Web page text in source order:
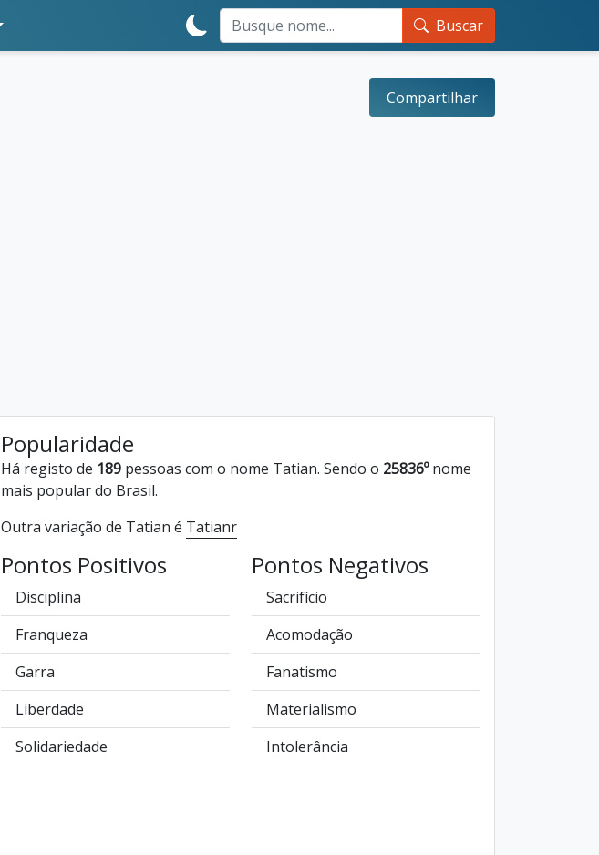
Buscar
Compartilhar
Popularidade
Há registo de 189 pessoas com o nome Tatian. Sendo o 25836ºnome
mais popular do Brasil.
Outra variação de Tatian é Tatianr
Pontos Positivos
Disciplina
Franqueza
Garra
Liberdade
Solidariedade
Pontos Negativos
Sacrifício
Acomodação
Fanatismo
Materialismo
Intolerância